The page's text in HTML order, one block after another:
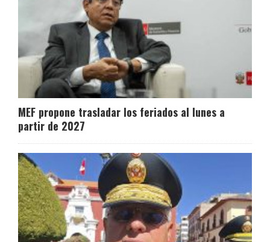
MEF propone trasladar los feriados al lunes a
partir de 2027